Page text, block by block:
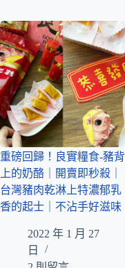
重磅回歸！良實糧食-豬背
上的奶酪｜開賣即秒殺｜
台灣豬肉乾淋上特濃郁乳
香的起士｜不沾手好滋味
2022 年 1 月 27
日